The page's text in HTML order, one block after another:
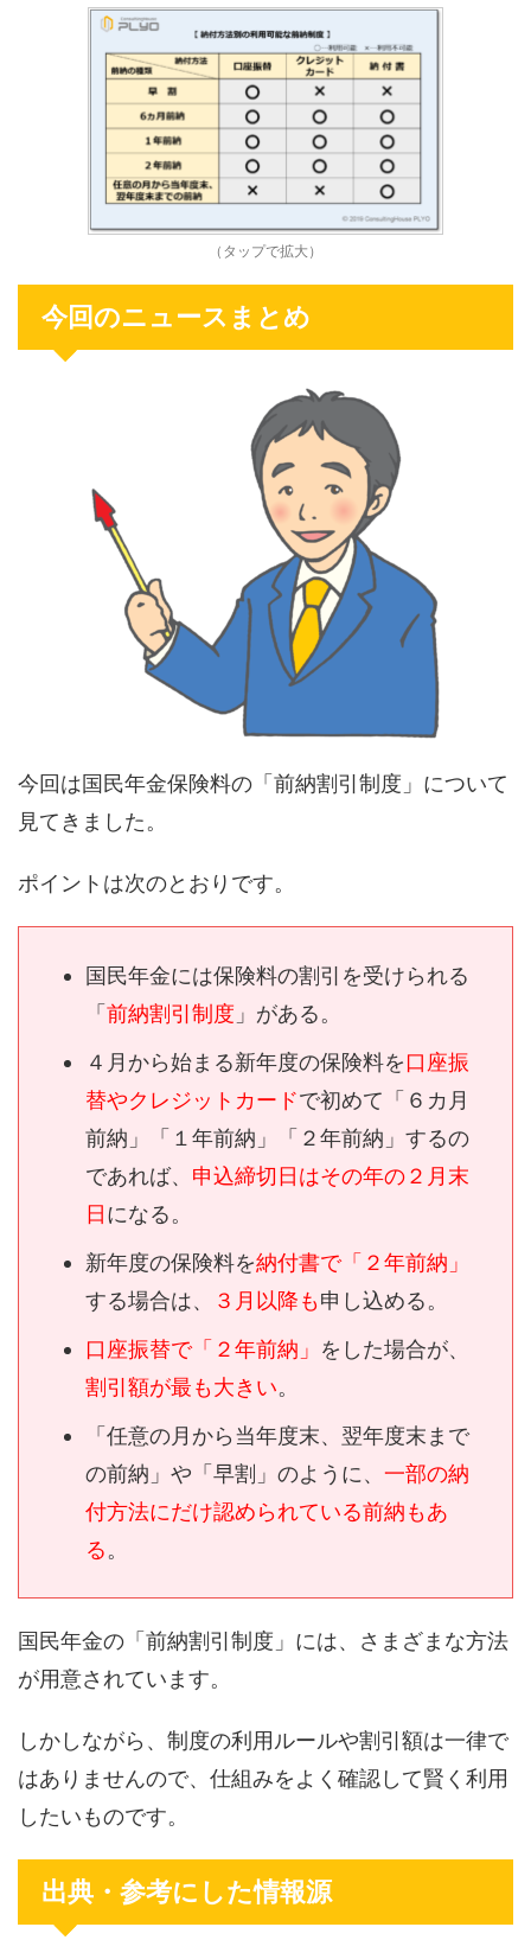
（タップで拡大）
今回のニュースまとめ
今回は国民年金保険料の 「 前納割引 制度 」 について
見てきました。
ポイントは次のとおりです。
国民年金には保険料の割引を受けられる
「前納割引制度 」 がある。
４月から始まる新年度の保険料を口座振
替やクレジットカードで初めて 「６カ月
前納」「１年前納」「２年前納」 するの
であれば、 申込締切日はその年の２月末
日になる。
新年度の保険料を納付書で「２年前納」
する場合は、
３月以降も申し込める。
口座振替で「 ２年前納 」 を した場合が、
割引額が最も大きい。
「任意の月から当年度末、翌年度末まで
の前納」 や「早割」のように、 一部の納
付方法にだけ認められている前納もあ
る。
国民年金の 「 前納割引制度 」 には、 さまざまな方法
が用意されています。
しかしながら、 制度の利用ルールや割引額は一律で
はありませんので、 仕組みをよく 確認して賢く利用
したいものです。
出典・参考にした情報源